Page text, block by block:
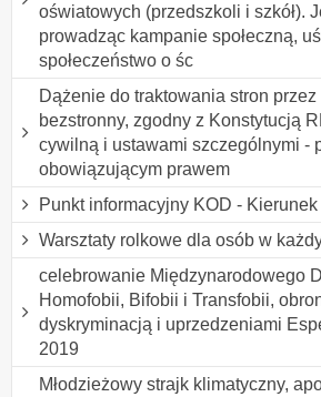
oświatowych (przedszkoli i szkół).
prowadząc kampanie społeczną,
społeczeństwo o śc
Dążenie do traktowania stron
bezstronny, zgodny z Konstytucją
cywilną i ustawami szczególnymi -
obowiązującym prawem
Punkt informacyjny KOD -
Warsztaty rolkowe dla osób w
celebrowanie Międzynarodowego
Homofobii, Bifobii i Transfobii,
dyskryminacją i uprzedzeniami
2019
Młodzieżowy strajk klimatyczny,